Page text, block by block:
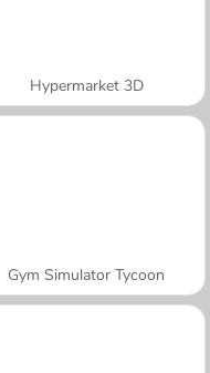
Hypermarket 3D
Gym Simulator Tycoon